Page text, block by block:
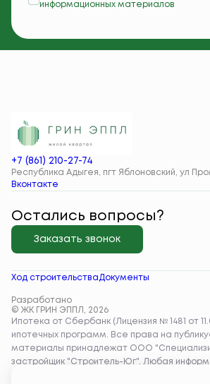
информационных материалов
+7 (861) 210-27-74
Республика Адыгея, пгт Яблоновский, ул
Вконтакте
Ход строительстваДокументы
Разработано
© ЖК ГРИН ЭППЛ, 2026
Остались вопросы?
Заказать звонок